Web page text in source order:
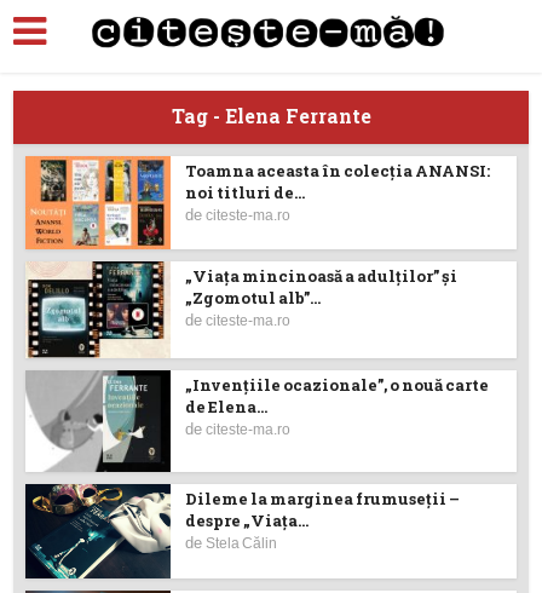
Tag - Elena Ferrante
Toamna aceasta în colecția ANANSI:
noi titluri de...
deciteste-ma.ro
„Viața mincinoasă a adulților” și
„Zgomotul alb”...
deciteste-ma.ro
„Invențiile ocazionale”, o nouă carte
de Elena...
deciteste-ma.ro
Dileme la marginea frumuseții –
despre „Viața...
de Stela Călin